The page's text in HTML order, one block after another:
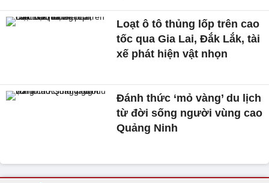
Loạt ô tô thủng lốp trên cao
tốc qua Gia Lai, Đắk Lắk, tài
xế phát hiện vật nhọn
Đánh thức ‘mỏ vàng’ du lịch
từ đời sống người vùng cao
Quảng Ninh